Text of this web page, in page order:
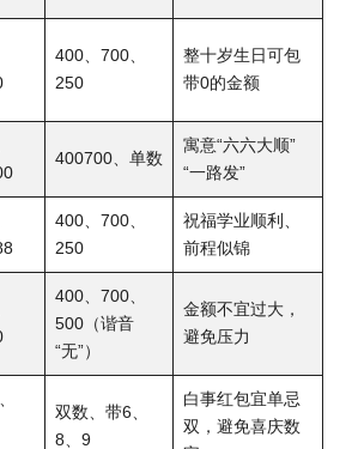
400、700、
250
整十岁生日可包
带0的金额
400700、单数
寓意“六六大顺”
“一路发”
400、700、
250
祝福学业顺利、
前程似锦
400、700、
500（谐音
“无”）
金额不宜过大，
避免压力
双数、带6、
8、9
白事红包宜单忌
双，避免喜庆数